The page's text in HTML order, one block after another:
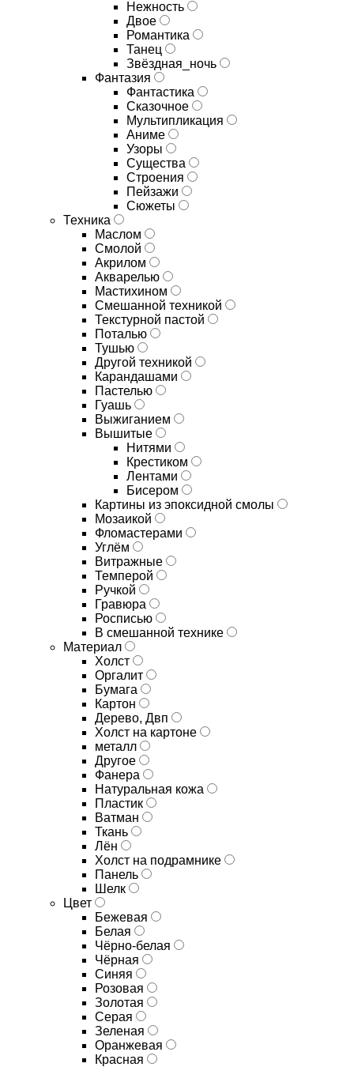
Нежность
Двое
Романтика
Танец
Звёздная_ночь
Фантазия
Фантастика
Сказочное
Мультипликация
Аниме
Узоры
Существа
Строения
Пейзажи
Сюжеты
Техника
Маслом
Смолой
Акрилом
Акварелью
Мастихином
Смешанной техникой
Текстурной пастой
Поталью
Тушью
Другой техникой
Карандашами
Пастелью
Гуашь
Выжиганием
Вышитые
Нитями
Крестиком
Лентами
Бисером
Картины из эпоксидной смолы
Мозаикой
Фломастерами
Углём
Витражные
Темперой
Ручкой
Гравюра
Росписью
В смешанной технике
Материал
Холст
Оргалит
Бумага
Картон
Дерево, Двп
Холст на картоне
металл
Другое
Фанера
Натуральная кожа
Пластик
Ватман
Ткань
Лён
Холст на подрамнике
Панель
Шелк
Цвет
Бежевая
Белая
Чёрно-белая
Чёрная
Синяя
Розовая
Золотая
Серая
Зеленая
Оранжевая
Красная